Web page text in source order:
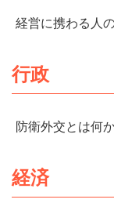
経営に携わる人
行政
防衛外交とは何
経済